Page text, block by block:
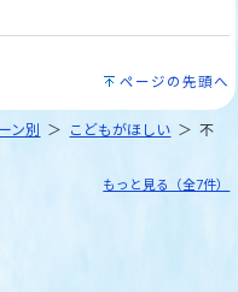
ページの先頭へ
ン別 ＞ こどもがほしい ＞ 不
もっと見る（全7件）